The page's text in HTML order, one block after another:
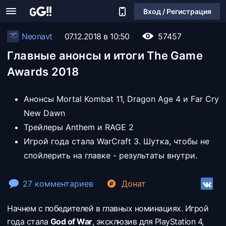
Вход / Регистрация
Neonavt 07.12.2018 в 10:50 57457
Главные анонсы и итоги The Game
Awards 2018
Анонсы Mortal Kombat 11, Dragon Age 4 и Far Cry
New Dawn
Трейлеры Anthem и RAGE 2
Игрой года стала WarCraft 3. Шутка, чтобы не
спойлерить на главке - результаты внутри.
27 комментариев Донат
Начнем с победителей в главных номинациях. Игрой
года стала God of War, эксклюзив для PlayStation 4,